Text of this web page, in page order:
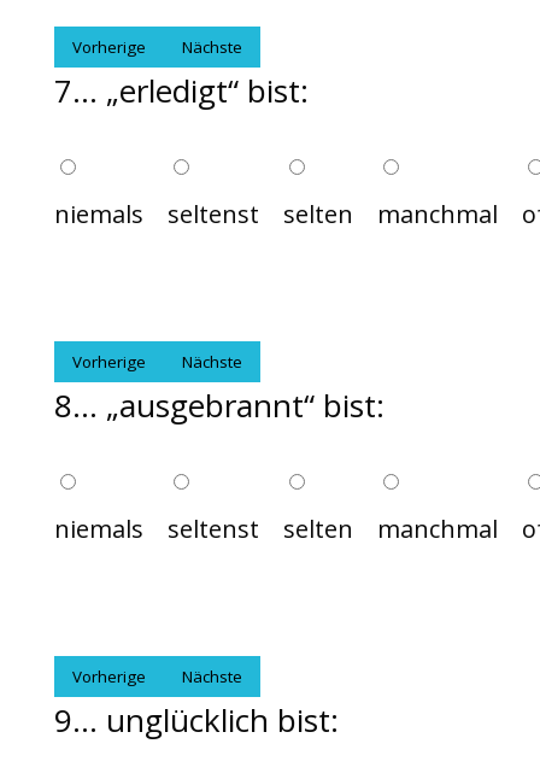
Vorherige Nächste
7... „erledigt“ bist:
niemals seltenst selten manchmal
Vorherige Nächste
8... „ausgebrannt“ bist:
niemals seltenst selten manchmal
Vorherige Nächste
9... unglücklich bist: